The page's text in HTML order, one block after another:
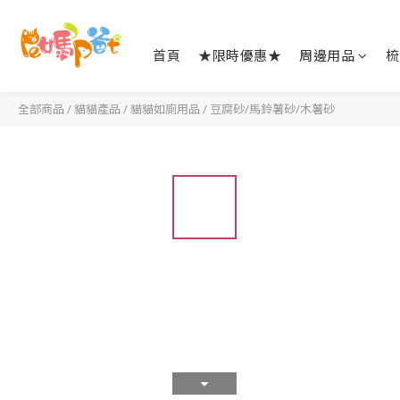
首頁 ★限時優惠★ 周邊用品
全部商品 /貓貓產品 /貓貓如廁用品 / 豆腐砂/馬鈴薯砂/木薯砂